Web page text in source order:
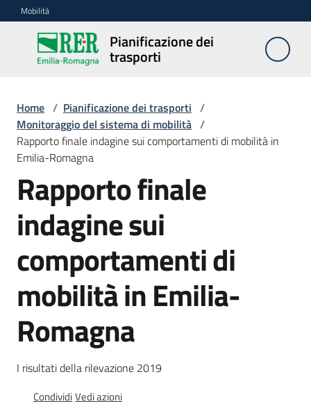
Vai al contenuto
Vai alla navigazione
Vai al footer
Mobilità
Pianificazione dei
trasporti
Pianificazione
dei trasporti
PRIT
-
Piano
integrato
trasporti
Modellazione
dei
trasporti
del
sistema
di
Menu selezionato
Home / Pianificazione dei trasporti /
Monitoraggio del sistema di mobilità /
Rapporto finale indagine sui comportamenti di mobilità in
Emilia-Romagna
Rapporto finale
indagine sui
comportamenti di
mobilità in Emilia-
Romagna
I risultati della rilevazione 2019
CondividiVedi azioni